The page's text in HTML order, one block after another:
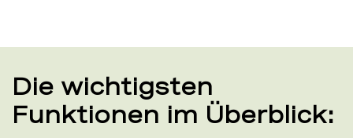
Die wichtigsten
Funktionen im Überblick: